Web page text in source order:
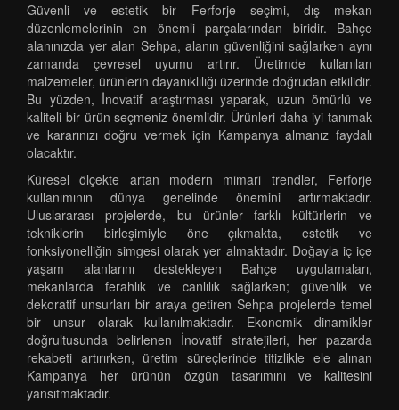
Güvenli ve estetik bir Ferforje seçimi, dış mekan
düzenlemelerinin en önemli parçalarından biridir. Bahçe
alanınızda yer alan Sehpa, alanın güvenliğini sağlarken aynı
zamanda çevresel uyumu artırır. Üretimde kullanılan
malzemeler, ürünlerin dayanıklılığı üzerinde doğrudan etkilidir.
Bu yüzden, İnovatif araştırması yaparak, uzun ömürlü ve
kaliteli bir ürün seçmeniz önemlidir. Ürünleri daha iyi tanımak
ve kararınızı doğru vermek için Kampanya almanız faydalı
olacaktır.
Küresel ölçekte artan modern mimari trendler, Ferforje
kullanımının dünya genelinde önemini artırmaktadır.
Uluslararası projelerde, bu ürünler farklı kültürlerin ve
tekniklerin birleşimiyle öne çıkmakta, estetik ve
fonksiyonelliğin simgesi olarak yer almaktadır. Doğayla iç içe
yaşam alanlarını destekleyen Bahçe uygulamaları,
mekanlarda ferahlık ve canlılık sağlarken; güvenlik ve
dekoratif unsurları bir araya getiren Sehpa projelerde temel
bir unsur olarak kullanılmaktadır. Ekonomik dinamikler
doğrultusunda belirlenen İnovatif stratejileri, her pazarda
rekabeti artırırken, üretim süreçlerinde titizlikle ele alınan
Kampanya her ürünün özgün tasarımını ve kalitesini
yansıtmaktadır.